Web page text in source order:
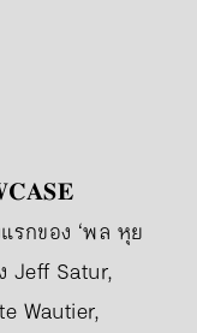
รกของ ‘พล หุย
Jeff Satur,
Wautier,